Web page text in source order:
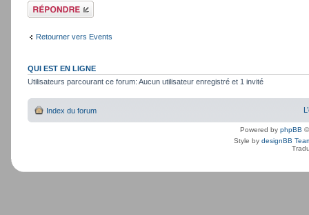
Répondre
Retourner vers Events
QUI EST EN LIGNE
Utilisateurs parcourant ce forum: Aucun utilisateur enregistré et 1 invité
Index du forum
Powered by phpBB
Style by designBB